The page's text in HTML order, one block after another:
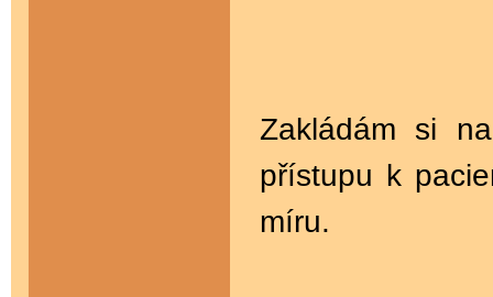
Zakládám si
přístupu k
míru.